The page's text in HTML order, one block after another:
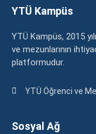
YTÜ Kampüs
YTÜ Kampüs, 2015
ve mezunlarının
platformudur.
YTÜ Öğrenci ve
Sosyal Ağ